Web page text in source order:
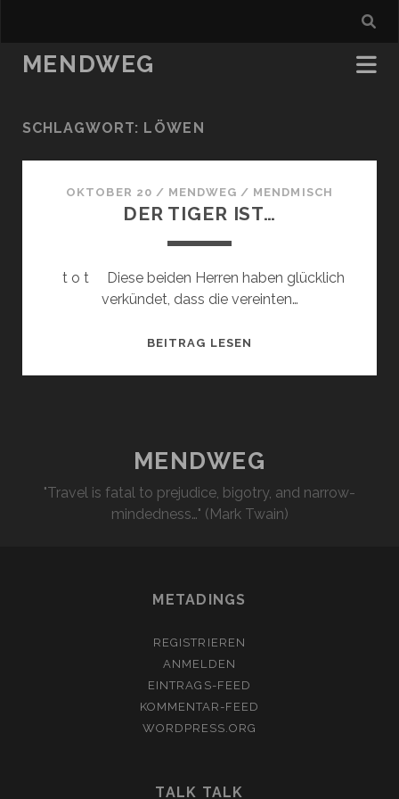
MENDWEG
SCHLAGWORT: LÖWEN
OKTOBER 20 / MENDWEG / MENDMISCH
DER TIGER IST…
t o t Diese beiden Herren haben glücklich
verkündet, dass die vereinten…
BEITRAG LESEN
MENDWEG
"Travel is fatal to prejudice, bigotry, and narrow-
mindedness…" (Mark Twain)
METADINGS
REGISTRIEREN
ANMELDEN
EINTRAGS-FEED
KOMMENTAR-FEED
WORDPRESS.ORG
TALK TALK